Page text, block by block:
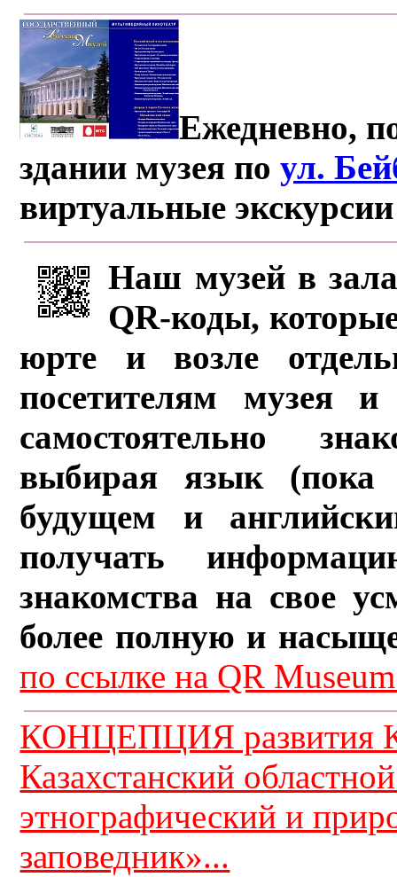
Ежедневно,
здании музея поул.
виртуальные
Наш музей в
QR-коды,
юрте и возле
посетителям музея и
самостоятельно
выбирая язык (пока
будущем и
получать
знакомства на свое
более полную и
по ссылке на QR
КОНЦЕПЦИЯ развития
Казахстанский
этнографический и
заповедник»...